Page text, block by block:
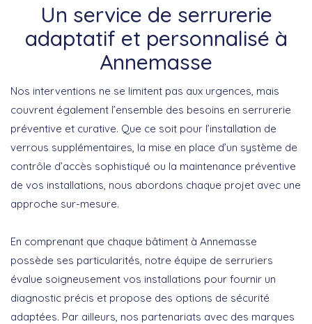
Un service de serrurerie
adaptatif et personnalisé à
Annemasse
Nos interventions ne se limitent pas aux urgences, mais
couvrent également l’ensemble des besoins en serrurerie
préventive et curative. Que ce soit pour l’installation de
verrous supplémentaires, la mise en place d’un système de
contrôle d’accès sophistiqué ou la maintenance préventive
de vos installations, nous abordons chaque projet avec une
approche sur-mesure.
En comprenant que chaque bâtiment à Annemasse
possède ses particularités, notre équipe de serruriers
évalue soigneusement vos installations pour fournir un
diagnostic précis et propose des options de sécurité
adaptées. Par ailleurs, nos partenariats avec des marques